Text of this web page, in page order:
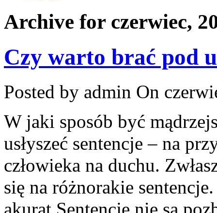
Archive for czerwiec,
Czy warto brać pod
Posted by admin On
W jaki sposób być
usłyszeć sentencje – na
człowieka na duchu.
się na różnorakie
akurat Sentencje nie są